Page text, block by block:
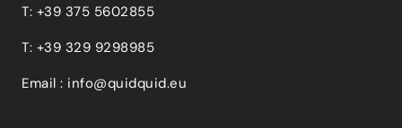
T: +39 375 5602855
T: +39 329 9298985
Email : info@quidquid.eu